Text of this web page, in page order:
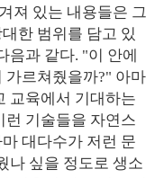
져 있는 내용들은 그
한 범위를 담고 있
음과 같다. "이 안에
가르쳐줬을까?" 아마
교육에서 기대하는
런 기술들을 자연스
대다수가 저런 문
나 싶을 정도로 생소